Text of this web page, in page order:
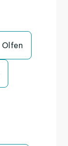
Olfen